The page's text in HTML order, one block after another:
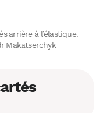
arrière à l’élastique.
Makatserchyk